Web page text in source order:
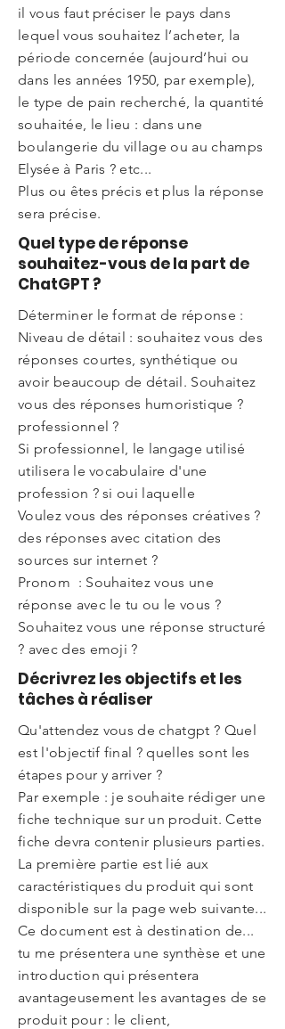
il vous faut préciser le pays dans
lequel vous souhaitez l’acheter, la
période concernée (aujourd’hui ou
dans les années 1950, par exemple),
le type de pain recherché, la quantité
souhaitée, le lieu : dans une
boulangerie du village ou au champs
Elysée à Paris ? etc...
Plus ou êtes précis et plus la réponse
sera précise.
Quel type de réponse
souhaitez-vous de la part de
ChatGPT ?
Déterminer le format de réponse :
Niveau de détail : souhaitez vous des
réponses courtes, synthétique ou
avoir beaucoup de détail. Souhaitez
vous des réponses humoristique ?
professionnel ?
Si professionnel, le langage utilisé
utilisera le vocabulaire d'une
profession ? si oui laquelle
Voulez vous des réponses créatives ?
des réponses avec citation des
sources sur internet ?
Pronom : Souhaitez vous une
réponse avec le tu ou le vous ?
Souhaitez vous une réponse structuré
? avec des emoji ?
Décrivrez les objectifs et les
tâches à réaliser
Qu'attendez vous de chatgpt ? Quel
est l'objectif final ? quelles sont les
étapes pour y arriver ?
Par exemple : je souhaite rédiger une
fiche technique sur un produit. Cette
fiche devra contenir plusieurs parties.
La première partie est lié aux
caractéristiques du produit qui sont
disponible sur la page web suivante...
Ce document est à destination de...
tu me présentera une synthèse et une
introduction qui présentera
avantageusement les avantages de se
produit pour : le client,